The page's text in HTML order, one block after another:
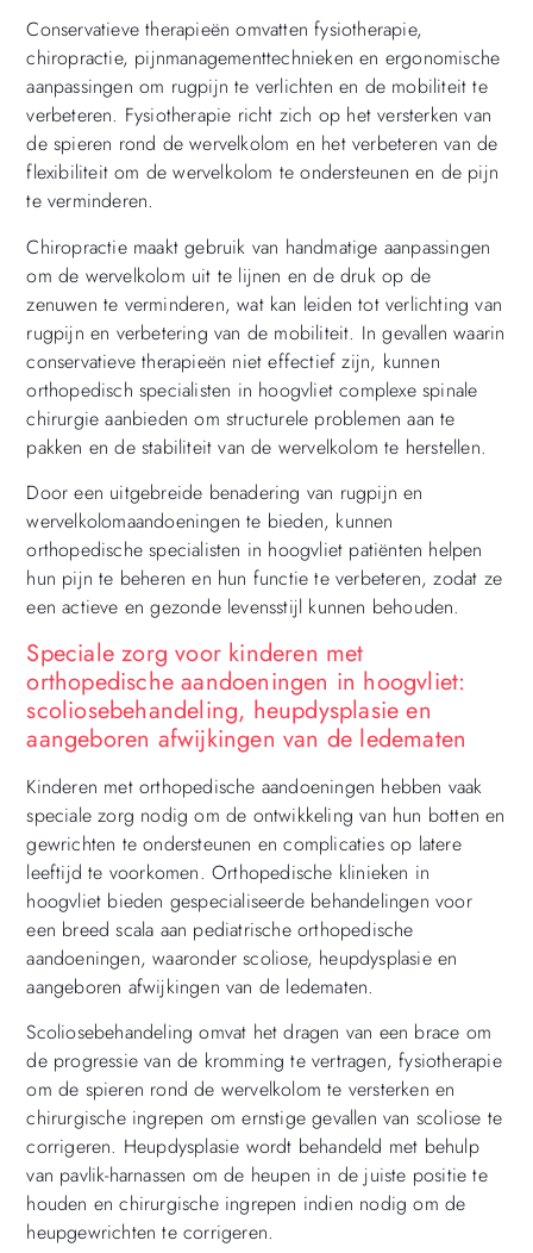
Conservatieve therapieën omvatten fysiotherapie,
chiropractie, pijnmanagementtechnieken en ergonomische
aanpassingen om rugpijn te verlichten en de mobiliteit te
verbeteren. Fysiotherapie richt zich op het versterken van
de spieren rond de wervelkolom en het verbeteren van de
flexibiliteit om de wervelkolom te ondersteunen en de pijn
te verminderen.
Chiropractie maakt gebruik van handmatige aanpassingen
om de wervelkolom uit te lijnen en de druk op de
zenuwen te verminderen, wat kan leiden tot verlichting van
rugpijn en verbetering van de mobiliteit. In gevallen waarin
conservatieve therapieën niet effectief zijn, kunnen
orthopedisch specialisten in hoogvliet complexe spinale
chirurgie aanbieden om structurele problemen aan te
pakken en de stabiliteit van de wervelkolom te herstellen.
Door een uitgebreide benadering van rugpijn en
wervelkolomaandoeningen te bieden, kunnen
orthopedische specialisten in hoogvliet patiënten helpen
hun pijn te beheren en hun functie te verbeteren, zodat ze
een actieve en gezonde levensstijl kunnen behouden.
Speciale zorg voor kinderen met
orthopedische aandoeningen in hoogvliet:
scoliosebehandeling, heupdysplasie en
aangeboren afwijkingen van de ledematen
Kinderen met orthopedische aandoeningen hebben vaak
speciale zorg nodig om de ontwikkeling van hun botten en
gewrichten te ondersteunen en complicaties op latere
leeftijd te voorkomen. Orthopedische klinieken in
hoogvliet bieden gespecialiseerde behandelingen voor
een breed scala aan pediatrische orthopedische
aandoeningen, waaronder scoliose, heupdysplasie en
aangeboren afwijkingen van de ledematen.
Scoliosebehandeling omvat het dragen van een brace om
de progressie van de kromming te vertragen, fysiotherapie
om de spieren rond de wervelkolom te versterken en
chirurgische ingrepen om ernstige gevallen van scoliose te
corrigeren. Heupdysplasie wordt behandeld met behulp
van pavlik-harnassen om de heupen in de juiste positie te
houden en chirurgische ingrepen indien nodig om de
heupgewrichten te corrigeren.